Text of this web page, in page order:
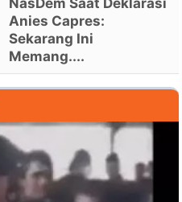
NasDem Saat Deklarasi
Anies Capres:
Sekarang Ini
Memang....